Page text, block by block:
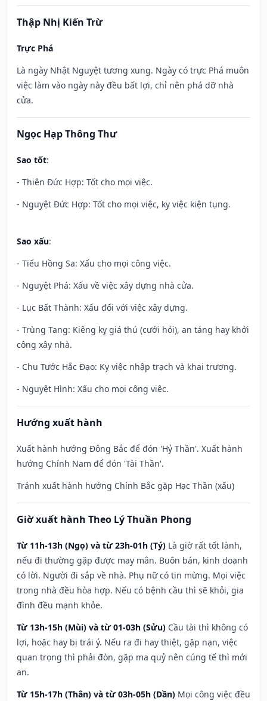
Thập Nhị Kiến Trừ
Trực Phá
Là ngày Nhật Nguyệt tương xung. Ngày có trực Phá muôn
việc làm vào ngày này đều bất lợi, chỉ nên phá dỡ nhà
cửa.
Ngọc Hạp Thông Thư
Sao tốt:
- Thiên Đức Hợp: Tốt cho mọi việc.
- Nguyệt Đức Hợp: Tốt cho mọi việc, kỵ việc kiện tụng.
Sao xấu:
- Tiểu Hồng Sa: Xấu cho mọi công việc.
- Nguyệt Phá: Xấu về việc xây dựng nhà cửa.
- Lục Bất Thành: Xấu đối với việc xây dựng.
- Trùng Tang: Kiêng kỵ giá thú (cưới hỏi), an táng hay khởi
công xây nhà.
- Chu Tước Hắc Đạo: Kỵ việc nhập trạch và khai trương.
- Nguyệt Hình: Xấu cho mọi công việc.
Hướng xuất hành
Xuất hành hướng Đông Bắc để đón 'Hỷ Thần'. Xuất hành
hướng Chính Nam để đón 'Tài Thần'.
Tránh xuất hành hướng Chính Bắc gặp Hạc Thần (xấu)
Giờ xuất hành Theo Lý Thuần Phong
Từ 11h-13h (Ngọ) và từ 23h-01h (Tý) Là giờ rất tốt lành,
nếu đi thường gặp được may mắn. Buôn bán, kinh doanh
có lời. Người đi sắp về nhà. Phụ nữ có tin mừng. Mọi việc
trong nhà đều hòa hợp. Nếu có bệnh cầu thì sẽ khỏi, gia
đình đều mạnh khỏe.
Từ 13h-15h (Mùi) và từ 01-03h (Sửu) Cầu tài thì không có
lợi, hoặc hay bị trái ý. Nếu ra đi hay thiệt, gặp nạn, việc
quan trọng thì phải đòn, gặp ma quỷ nên cúng tế thì mới
an.
Từ 15h-17h (Thân) và từ 03h-05h (Dần) Mọi công việc đều